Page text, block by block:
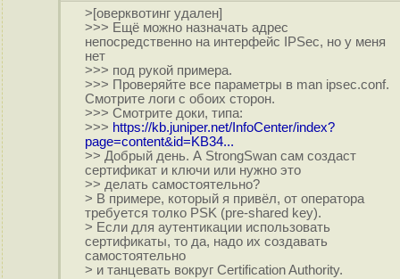
>[оверквотинг удален]
>>> Ещё можно назначать адрес
непосредственно на интерфейс IPSec, но у меня
нет
>>> под рукой примера.
>>> Проверяйте все параметры в man ipsec.conf.
Смотрите логи с обоих сторон.
>>> Смотрите доки, типа:
>>> https://kb.juniper.net/InfoCenter/index?
page=content&id=KB34...
>> Добрый день. А StrongSwan сам создаст
сертификат и ключи или нужно это
>> делать самостоятельно?
> В примере, который я привёл, от оператора
требуется толко PSK (pre-shared key).
> Если для аутентикации использовать
сертификаты, то да, надо их создавать
самостоятельно
> и танцевать вокруг Certification Authority.